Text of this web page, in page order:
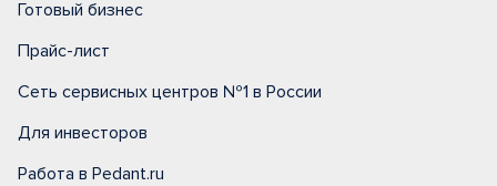
Готовый бизнес
Прайс-лист
Сеть сервисных центров №1 в России
Для инвесторов
Работа в Pedant.ru